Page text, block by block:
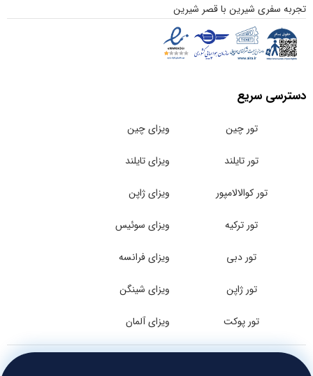
شیرین با قصر شیرین
سریع
تور کوالالامپور
تور پوکت
ویزای چین
ویزای تایلند
ویزای ژاپن
ویزای سوئیس
ویزای فرانسه
ویزای شینگن
ویزای آلمان